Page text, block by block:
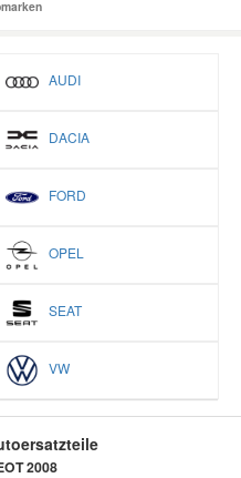
AUDI
DACIA
FORD
OPEL
SEAT
VW
2008